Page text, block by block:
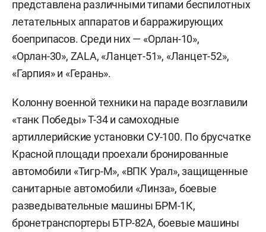
представлена различными типами беспилотных
летательных аппаратов и барражирующих
боеприпасов. Среди них — «Орлан-10»,
«Орлан-30», ZALA, «Ланцет-51», «Ланцет-52»,
«Гарпия» и «Герань».
Колонну военной техники на параде возглавили
«танк Победы» Т-34 и самоходные
артиллерийские установки СУ-100. По брусчатке
Красной площади проехали бронированные
автомобили «Тигр-М», «ВПК Урал», защищенные
санитарные автомобили «Линза», боевые
разведывательные машины БРМ-1К,
бронетранспортеры БТР-82А, боевые машины